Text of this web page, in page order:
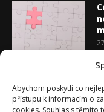
Abychom poskytli co
přístupu k informacím o
cookies. Souhlas s těmito